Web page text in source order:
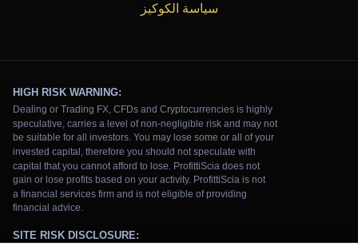
سياسة الكوكيز